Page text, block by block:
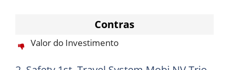
Contras
Valor do Investimento